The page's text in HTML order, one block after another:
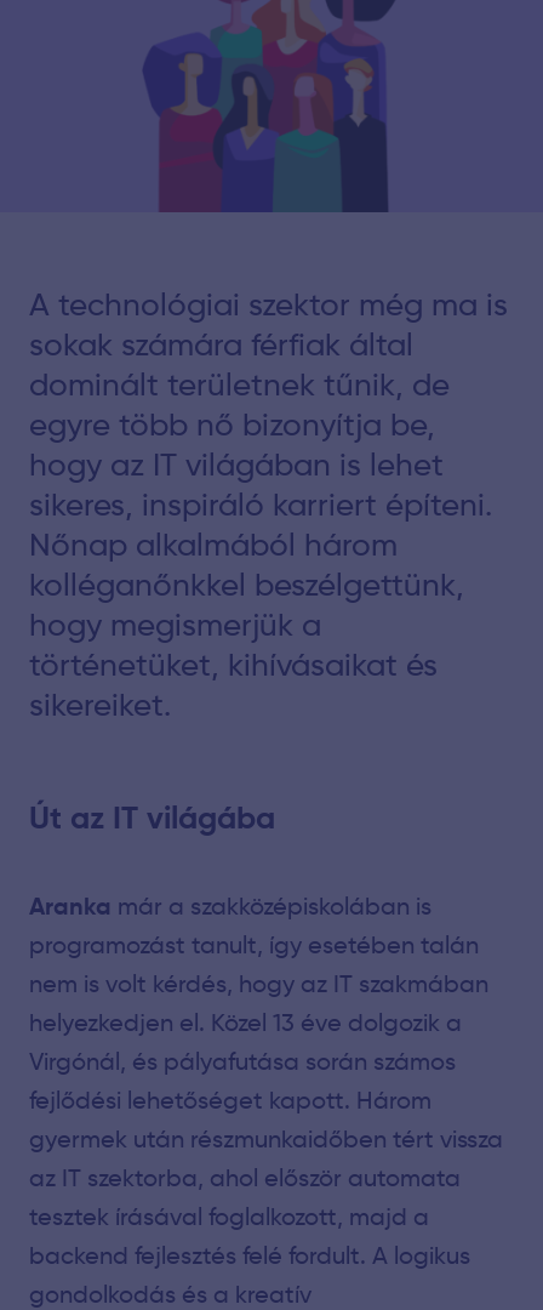
A technológiai szektor még ma is
sokak számára férfiak által
dominált területnek tűnik, de
egyre több nő bizonyítja be,
hogy az IT világában is lehet
sikeres, inspiráló karriert építeni.
Nőnap alkalmából három
kolléganőnkkel beszélgettünk,
hogy megismerjük a
történetüket, kihívásaikat és
sikereiket.
Út az IT világába
Aranka már a szakközépiskolában is
programozást tanult, így esetében talán
nem is volt kérdés, hogy az IT szakmában
helyezkedjen el. Közel 13 éve dolgozik a
Virgónál, és pályafutása során számos
fejlődési lehetőséget kapott. Három
gyermek után részmunkaidőben tért vissza
az IT szektorba, ahol először automata
tesztek írásával foglalkozott, majd a
backend fejlesztés felé fordult. A logikus
gondolkodás és a kreatív